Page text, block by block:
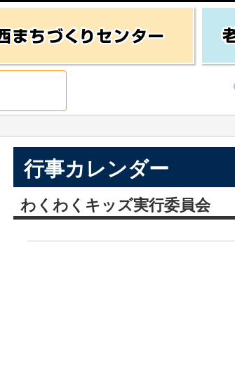
行事カレンダー
わくわくキッズ実行委員会